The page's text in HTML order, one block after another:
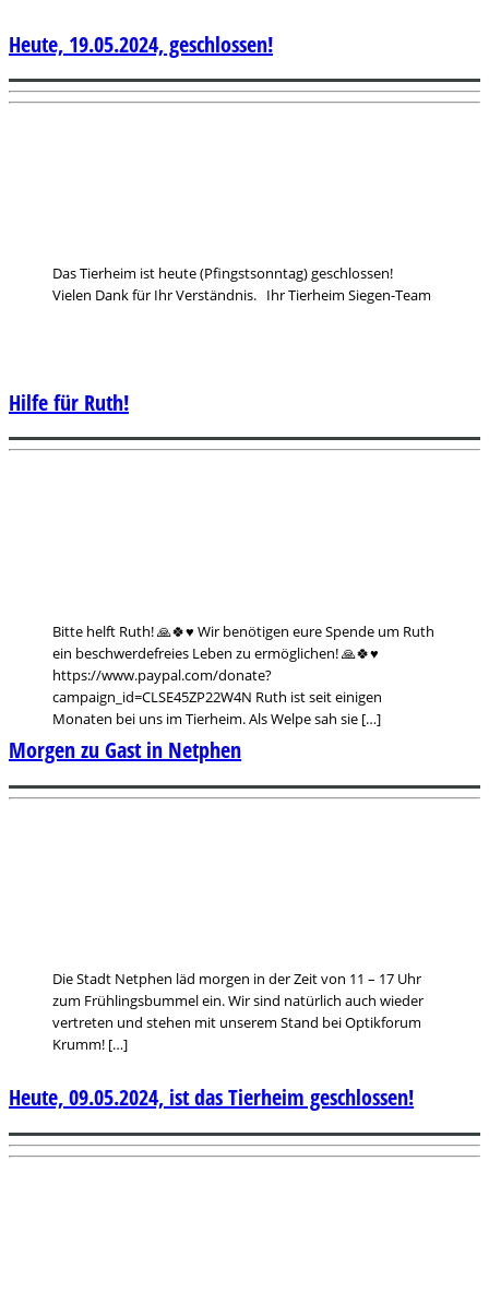
Das Tierheim ist heute (Pfingstsonntag) geschlossen!
Vielen Dank für Ihr Verständnis. Ihr Tierheim Siegen-Team
Heute, 19.05.2024, geschlossen!
Bitte helft Ruth! 🙏🍀♥️ Wir benötigen eure Spende um Ruth
ein beschwerdefreies Leben zu ermöglichen! 🙏🍀♥️
https://www.paypal.com/donate?
campaign_id=CLSE45ZP22W4N Ruth ist seit einigen
Monaten bei uns im Tierheim. Als Welpe sah sie […]
Hilfe für Ruth!
Die Stadt Netphen läd morgen in der Zeit von 11 – 17 Uhr
zum Frühlingsbummel ein. Wir sind natürlich auch wieder
vertreten und stehen mit unserem Stand bei Optikforum
Krumm! […]
Morgen zu Gast in Netphen
Heute, 09.05.2024, ist das Tierheim geschlossen!